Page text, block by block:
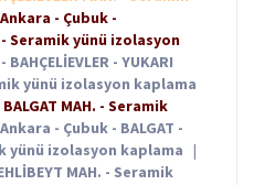
Ankara - Çubuk -
- Seramik yünü izolasyon
- YUKARI
yünü izolasyon kaplama
MAH. - Seramik
Ankara - Çubuk - BALGAT -
yünü izolasyon kaplama |
MAH. - Seramik